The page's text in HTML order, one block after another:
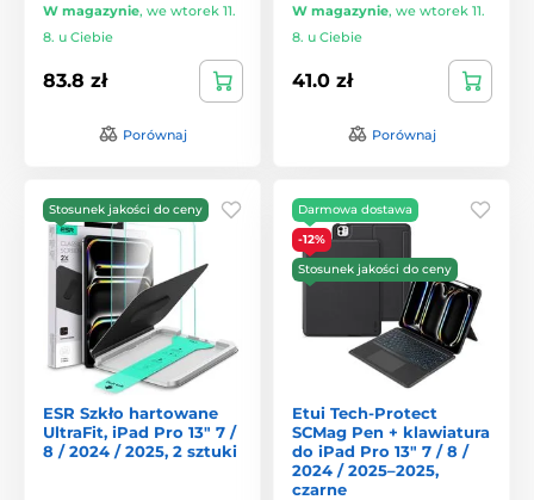
W magazynie, we wtorek 11.
8. u Ciebie
83.8 zł
Porównaj
W magazynie, we wtorek 11.
8. u Ciebie
41.0 zł
Porównaj
Stosunek jakości do ceny
ESR Szkło hartowane
UltraFit, iPad Pro 13" 7 /
8 / 2024 / 2025, 2 sztuki
Darmowa dostawa
-12%
Stosunek jakości do ceny
Etui Tech-Protect
SCMag Pen + klawiatura
do iPad Pro 13" 7 / 8 /
2024 / 2025–2025,
czarne